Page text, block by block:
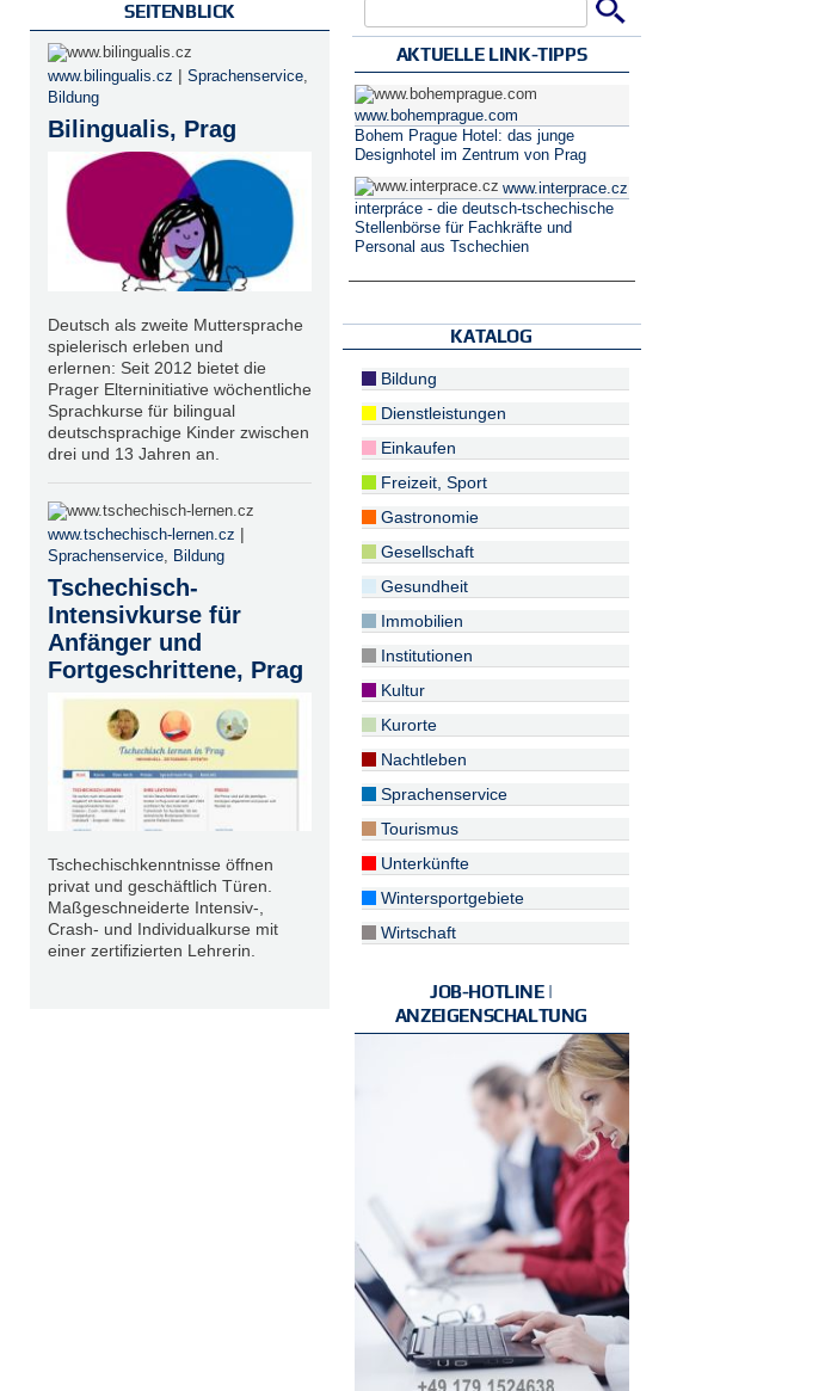
SEITENBLICK
www.bilingualis.cz | Sprachenservice,
Bildung
Bilingualis, Prag
Deutsch als zweite Muttersprache
spielerisch erleben und
erlernen: Seit 2012 bietet die
Prager Elterninitiative wöchentliche
Sprachkurse für bilingual
deutschsprachige Kinder zwischen
drei und 13 Jahren an.
www.tschechisch-lernen.cz |
Sprachenservice, Bildung
Tschechisch-
Intensivkurse für
Anfänger und
Fortgeschrittene, Prag
Tschechischkenntnisse öffnen
privat und geschäftlich Türen.
Maßgeschneiderte Intensiv-,
Crash- und Individualkurse mit
einer zertifizierten Lehrerin.
AKTUELLE LINK-TIPPS
www.bohemprague.com
Bohem Prague Hotel: das junge
Designhotel im Zentrum von Prag
www.interprace.cz
interpráce - die deutsch-tschechische
Stellenbörse für Fachkräfte und
Personal aus Tschechien
KATALOG
Bildung
Dienstleistungen
Einkaufen
Freizeit, Sport
Gastronomie
Gesellschaft
Gesundheit
Immobilien
Institutionen
Kultur
Kurorte
Nachtleben
Sprachenservice
Tourismus
Unterkünfte
Wintersportgebiete
Wirtschaft
JOB-HOTLINE |
ANZEIGENSCHALTUNG